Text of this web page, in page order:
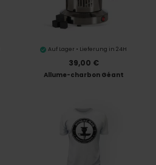
Auf Lager • Lieferung in 24H
39,00 €
Allume-charbon Géant